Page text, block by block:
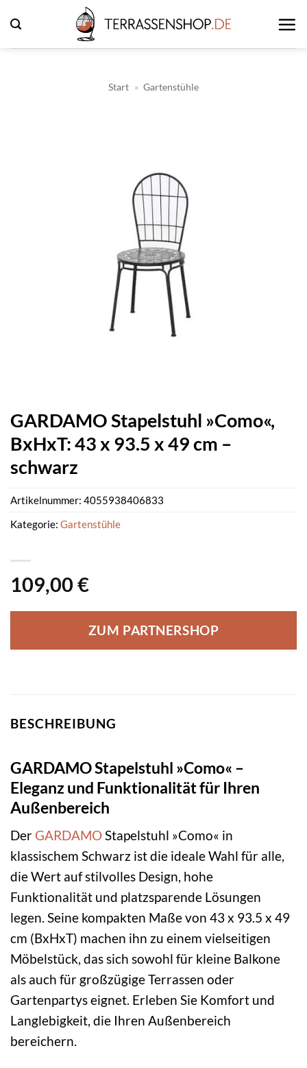
Inhalt
springen
Start » Gartenstühle
GARDAMO Stapelstuhl »Como«,
BxHxT: 43 x 93.5 x 49 cm –
schwarz
109,00 €
ZUM PARTNERSHOP
Artikelnummer: 4055938406833
Kategorie: Gartenstühle
BESCHREIBUNG
GARDAMO Stapelstuhl »Como« –
Eleganz und Funktionalität für Ihren
Außenbereich
Der GARDAMOStapelstuhl »Como« in
klassischem Schwarz ist die ideale Wahl für alle,
die Wert auf stilvolles Design, hohe
Funktionalität und platzsparende Lösungen
legen. Seine kompakten Maße von 43 x 93.5 x 49
cm (BxHxT) machen ihn zu einem vielseitigen
Möbelstück, das sich sowohl für kleine Balkone
als auch für großzügige Terrassen oder
Gartenpartys eignet. Erleben Sie Komfort und
Langlebigkeit, die Ihren Außenbereich
bereichern.